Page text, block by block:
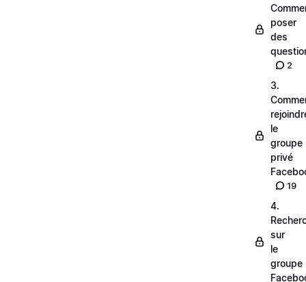
poser
des
2
3.
le
groupe
privé
19
4.
sur
le
groupe